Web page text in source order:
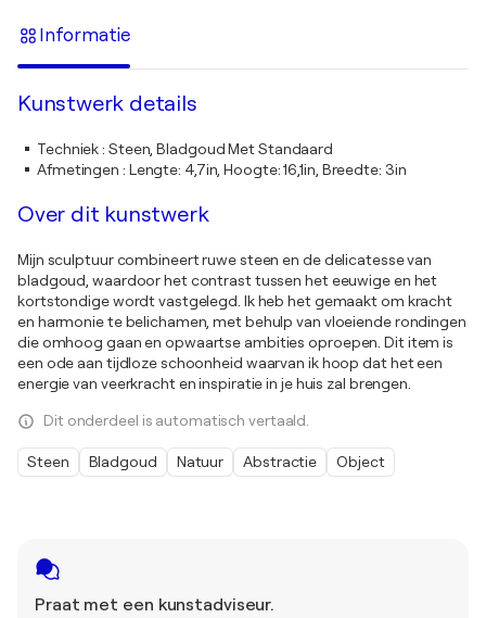
Praat met een kunstadviseur.
Informatie
Kunstwerk details
Techniek: Steen, Bladgoud Met Standaard
Afmetingen : Lengte: 4,7in, Hoogte: 16,1in, Breedte: 3in
Over dit kunstwerk
Mijn sculptuur combineert ruwe steen en de delicatesse van
bladgoud, waardoor het contrast tussen het eeuwige en het
kortstondige wordt vastgelegd. Ik heb het gemaakt om kracht
en harmonie te belichamen, met behulp van vloeiende rondingen
die omhoog gaan en opwaartse ambities oproepen. Dit item is
een ode aan tijdloze schoonheid waarvan ik hoop dat het een
energie van veerkracht en inspiratie in je huis zal brengen.
Dit onderdeel is automatisch vertaald.
Steen Bladgoud Natuur Abstractie Object